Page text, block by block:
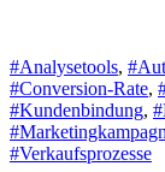
#Analysetools,
#Conversion-Rate,
#Kundenbindung,
#Verkaufsprozesse